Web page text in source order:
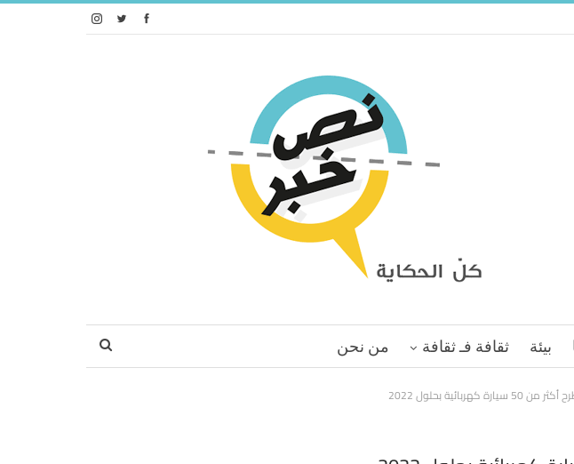
بيئة ثقافة فـ ثقافة من نحن
بحلول 2022